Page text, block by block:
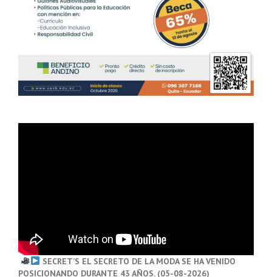
SECRET’S EL SECRETO DE LA MODA SE HA VENIDO
POSICIONANDO DURANTE 43 AÑOS. (05-08-2026)